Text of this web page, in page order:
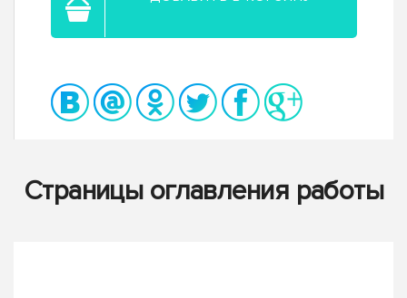
Страницы оглавления работы